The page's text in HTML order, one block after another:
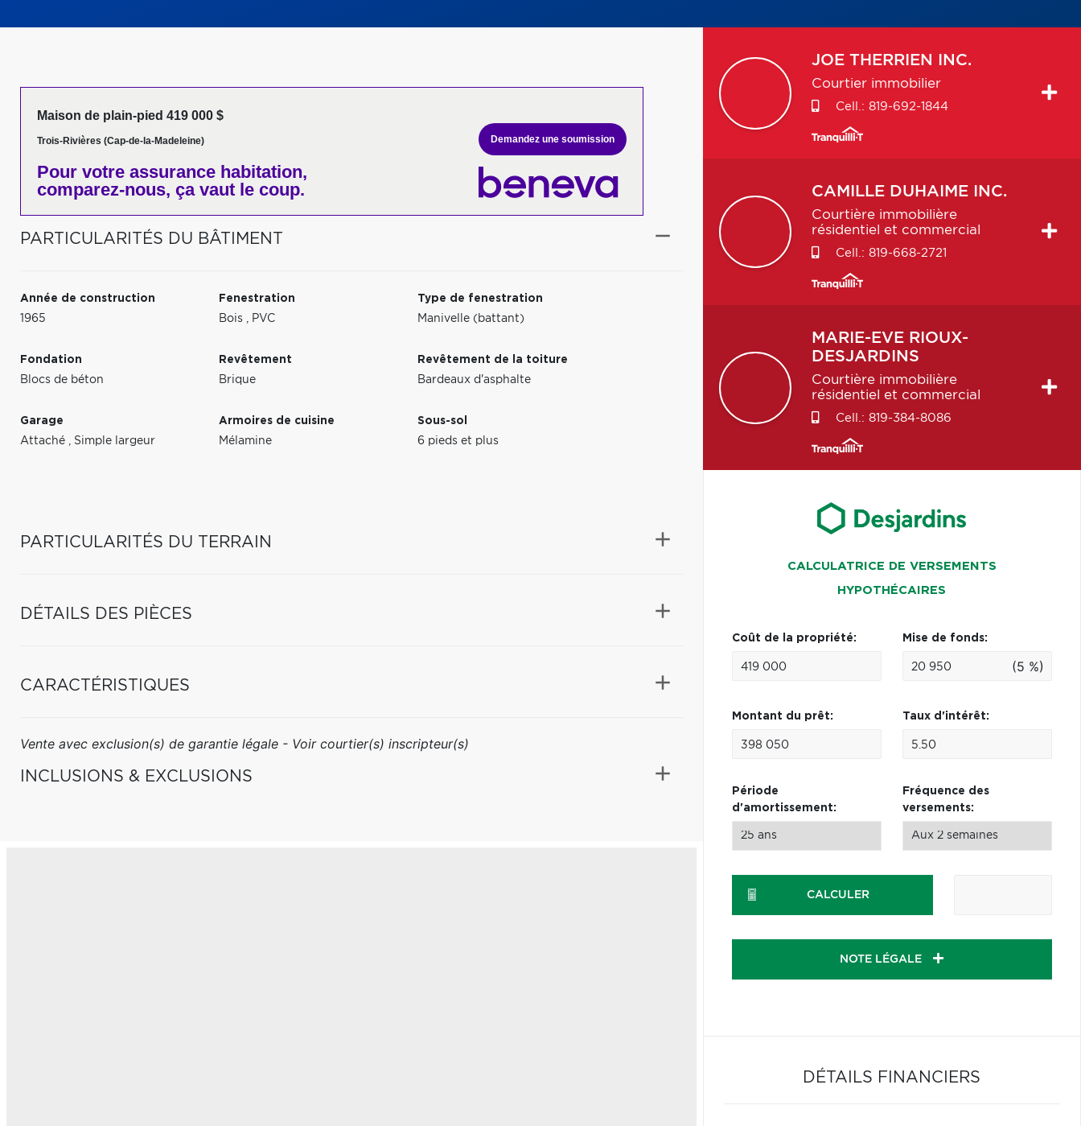
Maison de plain-pied 419 000 $
Trois-Rivières (Cap-de-la-Madeleine)
Pour votre assurance habitation,
comparez-nous, ça vaut le coup.
Demandez une soumission
PARTICULARITÉS DU BÂTIMENT
Année de construction
1965
Fenestration
Bois , PVC
Type de fenestration
Manivelle (battant)
Fondation
Blocs de béton
Revêtement
Brique
Revêtement de la toiture
Bardeaux d'asphalte
Garage
Attaché , Simple largeur
Armoires de cuisine
Mélamine
Sous-sol
6 pieds et plus
PARTICULARITÉS DU TERRAIN
DÉTAILS DES PIÈCES
CARACTÉRISTIQUES
Vente avec exclusion(s) de garantie légale - Voir courtier(s) inscripteur(s)
INCLUSIONS & EXCLUSIONS
JOE THERRIEN INC.
Courtier immobilier
Cell.: 819-692-1844
CAMILLE DUHAIME INC.
Courtière immobilière
résidentiel et commercial
Cell.: 819-668-2721
MARIE-EVE RIOUX-
DESJARDINS
Courtière immobilière
résidentiel et commercial
Cell.: 819-384-8086
CALCULATRICE DE VERSEMENTS
HYPOTHÉCAIRES
Coût de la propriété: Mise de fonds:
(5 %)
Montant du prêt: Taux d'intérêt:
Période
d'amortissement:
Fréquence des
versements:
CALCULER
NOTE LÉGALE
DÉTAILS FINANCIERS